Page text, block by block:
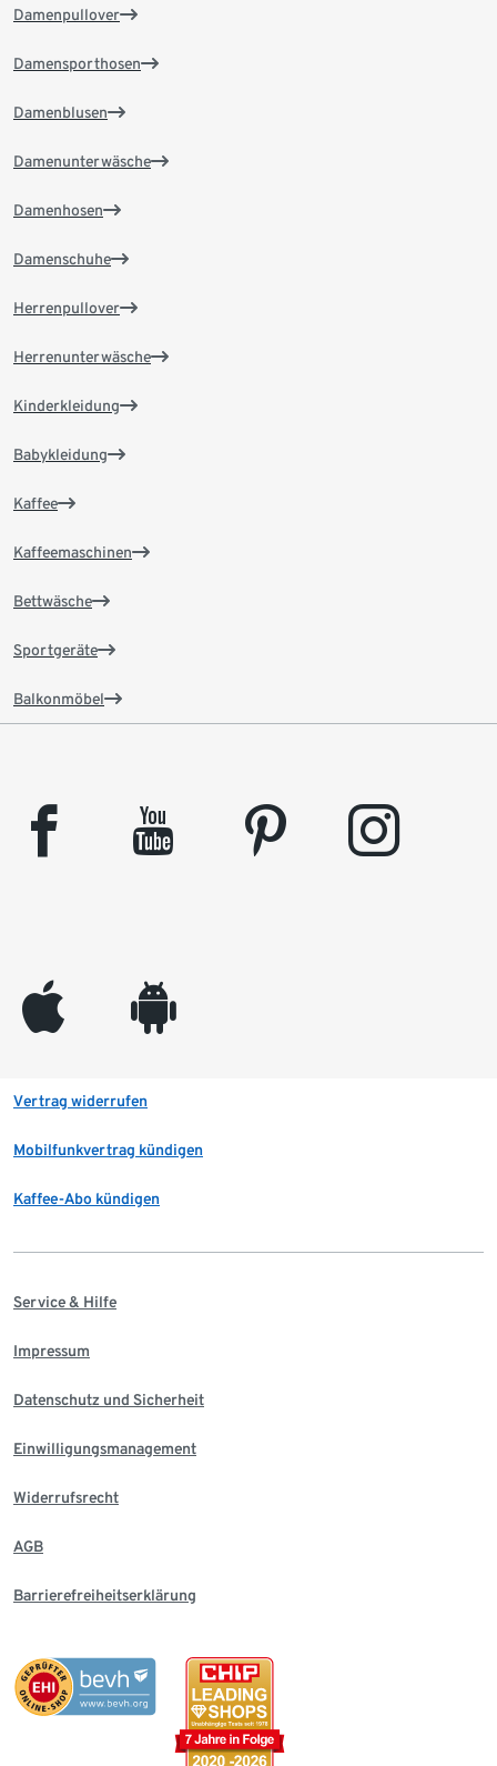
Damenpullover
Damensporthosen
Damenblusen
Damenunterwäsche
Damenhosen
Damenschuhe
Herrenpullover
Herrenunterwäsche
Kinderkleidung
Babykleidung
Kaffee
Kaffeemaschinen
Bettwäsche
Sportgeräte
Balkonmöbel
facebook youtube pinterest instagram
appleinc android
Vertrag widerrufen
Mobilfunkvertrag kündigen
Kaffee-Abo kündigen
Service & Hilfe
Impressum
Datenschutz und Sicherheit
Einwilligungsmanagement
Widerrufsrecht
AGB
Barrierefreiheitserklärung